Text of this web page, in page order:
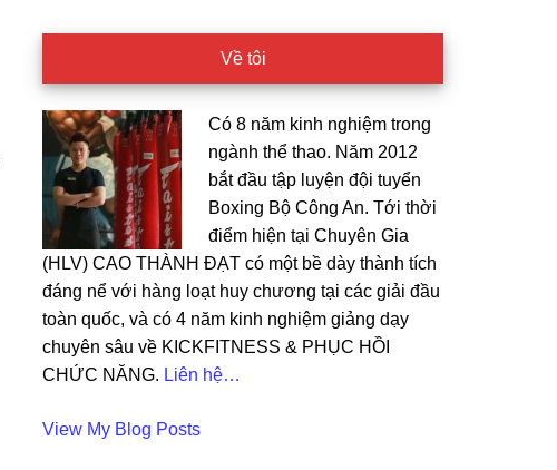
Về tôi
Có 8 năm kinh nghiệm trong
ngành thể thao. Năm 2012
bắt đầu tập luyện đội tuyển
Boxing Bộ Công An. Tới thời
điểm hiện tại Chuyên Gia
(HLV) CAO THÀNH ĐẠT có một bề dày thành tích
đáng nể với hàng loạt huy chương tại các giải đầu
toàn quốc, và có 4 năm kinh nghiệm giảng dạy
chuyên sâu về KICKFITNESS & PHỤC HỒI
CHỨC NĂNG. Liên hệ…
Cao
View My Blog Posts